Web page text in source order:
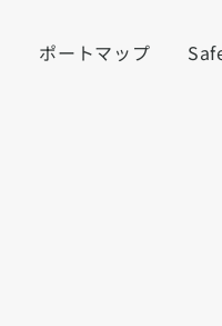
ポートマップ